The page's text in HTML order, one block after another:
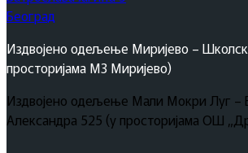
Београд
Издвојено одељење Миријево –
просторијама МЗ Миријево)
Издвојено одељење Мали Мокри Луг –
Александра 525 (у просторијама ОШ